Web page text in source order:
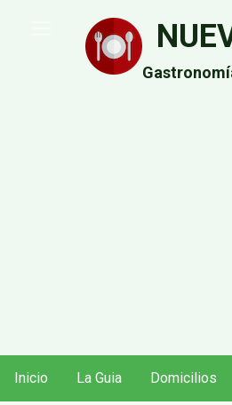
Navegación
Inicio La Guia Domicilios